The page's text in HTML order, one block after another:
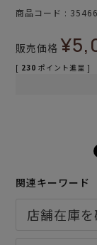
商品コード
販売価格 ¥
[ 230 ポイント進呈 ]
関連キーワード